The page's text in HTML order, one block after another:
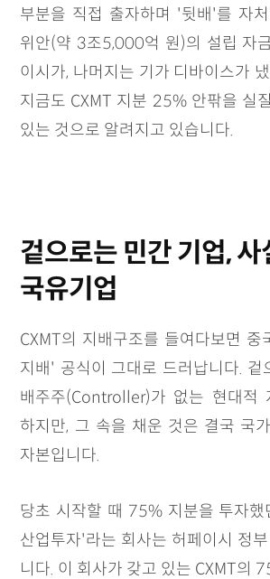
부분을 직접 출자하며 '뒷배'를 자
위안(약 3조5,000억 원)의 설립 자
이시가, 나머지는 기가 디바이스가
지금도 CXMT 지분 25% 안팎을 실
있는 것으로 알려지고 있습니다.
겉으로는 민간 기업, 사
국유기업
CXMT의 지배구조를 들여다보면 중
지배' 공식이 그대로 드러납니다. 겉
배주주(Controller)가 없는 현대적
하지만, 그 속을 채운 것은 결국 국
자본입니다.
당초 시작할 때 75% 지분을 투자했
산업투자'라는 회사는 허페이시 정
니다. 이 회사가 갖고 있는 CXMT의